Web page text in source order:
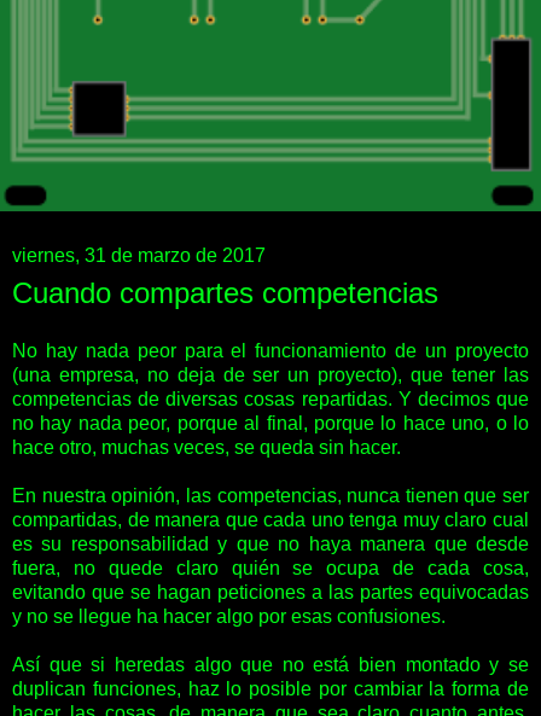
viernes, 31 de marzo de 2017
Cuando compartes competencias
No hay nada peor para el funcionamiento de un proyecto
(una empresa, no deja de ser un proyecto), que tener las
competencias de diversas cosas repartidas. Y decimos que
no hay nada peor, porque al final, porque lo hace uno, o lo
hace otro, muchas veces, se queda sin hacer.
En nuestra opinión, las competencias, nunca tienen que ser
compartidas, de manera que cada uno tenga muy claro cual
es su responsabilidad y que no haya manera que desde
fuera, no quede claro quién se ocupa de cada cosa,
evitando que se hagan peticiones a las partes equivocadas
y no se llegue ha hacer algo por esas confusiones.
Así que si heredas algo que no está bien montado y se
duplican funciones, haz lo posible por cambiar la forma de